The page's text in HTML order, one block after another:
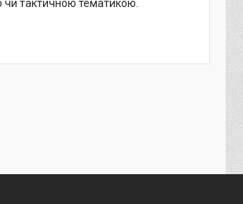
чи тактичною тематикою.